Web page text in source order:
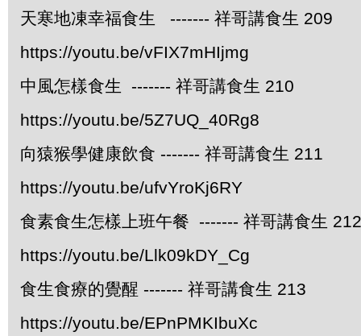
天寒地凍幸福食生 ------- 祥哥講食生 209
https://youtu.be/vFIX7mHIjmg
中風怎樣食生 ------- 祥哥講食生 210
https://youtu.be/5Z7UQ_40Rg8
向猿猴學健康飲食 ------- 祥哥講食生 211
https://youtu.be/ufvYroKj6RY
食素食生怎樣上班午餐 ------- 祥哥講食生 212
https://youtu.be/Llk09kDY_Cg
食生食療的覺醒 ------- 祥哥講食生 213
https://youtu.be/EPnPMKIbuXc